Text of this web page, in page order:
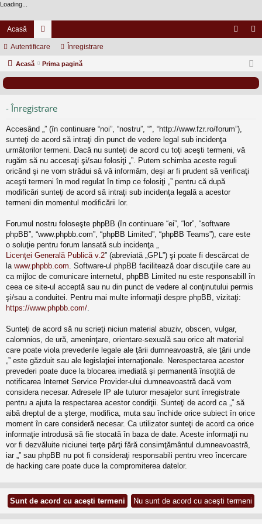
Loading...
Acasă
or
u eg
Autentificare Înregistrare
Acasă Prima pagină
- Înregistrare
Accesând „” (în continuare “noi”, “nostru”, “”, “http://www.fzr.ro/forum”),
sunteţi de acord să intraţi din punct de vedere legal sub incidenţa
următorilor termeni. Dacă nu sunteţi de acord cu toţi aceşti termeni, vă
rugăm să nu accesaţi şi/sau folosiţi „”. Putem schimba aceste reguli
oricând şi ne vom strădui să vă informăm, deşi ar fi prudent să verificaţi
aceşti termeni în mod regulat în timp ce folosiţi „” pentru că după
modificări sunteţi de acord să intraţi sub incidenţa legală a acestor
termeni din momentul modificării lor.
Forumul nostru foloseşte phpBB (în continuare “ei”, “lor”, “software
phpBB”, “www.phpbb.com”, “phpBB Limited”, “phpBB Teams”), care este
o soluţie pentru forum lansată sub incidenţa „
Licenţei Generală Publică v.2” (abreviată „GPL”) şi poate fi descărcat de
la www.phpbb.com . Software-ul phpBB facilitează doar discuţiile care au
ca mijloc de comunicare internetul, phpBB Limited nu este responsabill în
ceea ce site-ul acceptă sau nu din punct de vedere al conţinutului permis
şi/sau a conduitei. Pentru mai multe informaţii despre phpBB, vizitaţi:
https://www.phpbb.com/
Sunteţi de acord să nu scrieţi niciun material abuziv, obscen, vulgar,
calomnios, de ură, ameninţare, orientare-sexuală sau orice alt material
care poate viola prevederile legale ale ţării dumneavoastră, ale ţării unde
„” este găzduit sau ale legislaţiei internaţionale. Nerespectarea acestor
prevederi poate duce la blocarea imediată şi permanentă însoţită de
notificarea Internet Service Provider-ului dumneavoastră dacă vom
considera necesar. Adresele IP ale tuturor mesajelor sunt înregistrate
pentru a ajuta la respectarea acestor condiţii. Sunteţi de acord ca „” să
aibă dreptul de a şterge, modifica, muta sau închide orice subiect în orice
moment în care consideră necesar. Ca utilizator sunteţi de acord ca orice
informaţie introdusă să fie stocată în baza de date. Aceste informaţii nu
vor fi dezvăluite niciunei terţe părţi fără consimţământul dumneavoastră,
iar „” sau phpBB nu pot fi consideraţi responsabili pentru vreo încercare
de hacking care poate duce la compromiterea datelor.